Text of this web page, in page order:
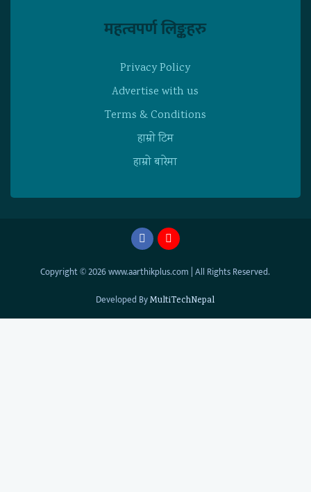
महत्वपर्ण लिङ्कहरु
Privacy Policy
Advertise with us
Terms & Conditions
हाम्राे टिम
हाम्राे बारेमा
Copyright © 2026 www.aarthikplus.com | All Rights Reserved.
Developed ByMultiTechNepal